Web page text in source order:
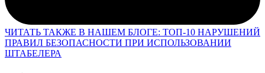
ЧИТАТЬ ТАКЖЕ В НАШЕМ БЛОГЕ: ТОП-10 НАРУШЕНИЙ
ПРАВИЛ БЕЗОПАСНОСТИ ПРИ ИСПОЛЬЗОВАНИИ
ШТАБЕЛЕРА